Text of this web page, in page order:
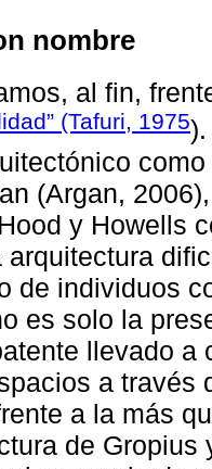
nombre
al fin,
(Tafuri, 1975
(Argan,
y Howells
arquitectura
de individuos
es solo la
llevado a
a través
a la más
de